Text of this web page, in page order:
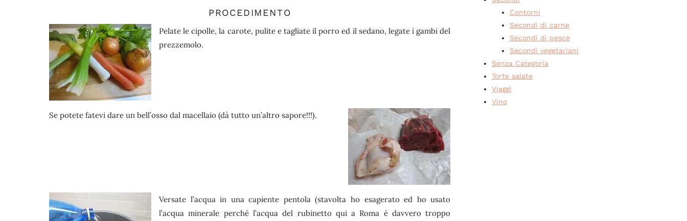
PROCEDIMENTO
Pelate le cipolle, la carote, pulite e tagliate il porro ed il sedano, legate i gambi del
prezzemolo.
Se potete fatevi dare un bell’osso dal macellaio (dà tutto un’altro sapore!!!).
Versate l’acqua in una capiente pentola (stavolta ho esagerato ed ho usato
l’acqua minerale perchè l’acqua del rubinetto qui a Roma è davvero troppo
Contorni
Secondi di carne
Secondi di pesce
Secondi vegetariani
Senza Categoria
Torte salate
Viaggi
Vino